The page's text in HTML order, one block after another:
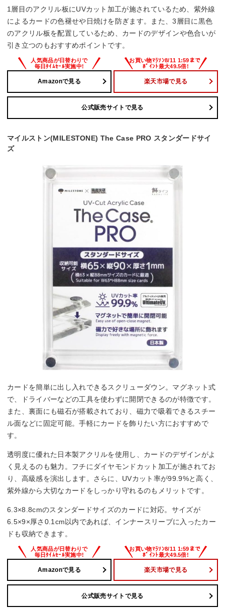
1層目のアクリル板にUVカット加工が施されているため、紫外線
によるカードの色褪せや日焼けを防ぎます。また、3層目に黒色
のアクリル板を配置しているため、カードのデザインや色合いが
引き立つのもおすすめポイントです。
Amazonで見る 楽天市場で見る
公式販売サイトで見る
マイルストン(MILESTONE) The Case PRO スタンダードサイ
ズ
カードを簡単に出し入れできるスクリューダウン。マグネット式
で、ドライバーなどの工具を使わずに開閉できるのが特徴です。
また、裏面にも磁石が搭載されており、磁力で吸着できるスチー
ル面などに固定可能。手軽にカードを飾りたい方におすすめで
す。
透明度に優れた日本製アクリルを使用し、カードのデザインがよ
く見えるのも魅力。フチにダイヤモンドカット加工が施されてお
り、高級感を演出します。さらに、UVカット率が99.9%と高く、
紫外線から大切なカードをしっかり守れるのもメリットです。
6.3×8.8cmのスタンダードサイズのカードに対応。サイズが
6.5×9×厚さ0.1cm以内であれば、インナースリーブに入ったカー
ドも収納できます。
Amazonで見る 楽天市場で見る
公式販売サイトで見る